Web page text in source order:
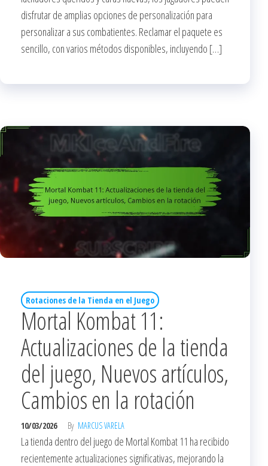
disfrutar de amplias opciones de personalización para
personalizar a sus combatientes. Reclamar el paquete es
sencillo, con varios métodos disponibles, incluyendo […]
Rotaciones de la Tienda en el Juego
Mortal Kombat 11:
Actualizaciones de la tienda
del juego, Nuevos artículos,
Cambios en la rotación
10/03/2026 By MARCUS VARELA
La tienda dentro del juego de Mortal Kombat 11 ha recibido
recientemente actualizaciones significativas, mejorando la